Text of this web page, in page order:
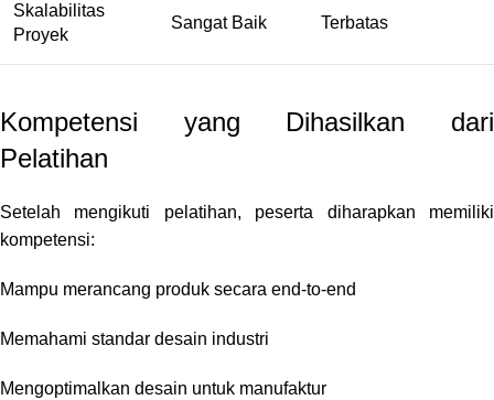
Skalabilitas
Proyek
Sangat Baik Terbatas
Kompetensi yang Dihasilkan dari
Pelatihan
Setelah mengikuti pelatihan, peserta diharapkan memiliki
kompetensi:
Mampu merancang produk secara end-to-end
Memahami standar desain industri
Mengoptimalkan desain untuk manufaktur